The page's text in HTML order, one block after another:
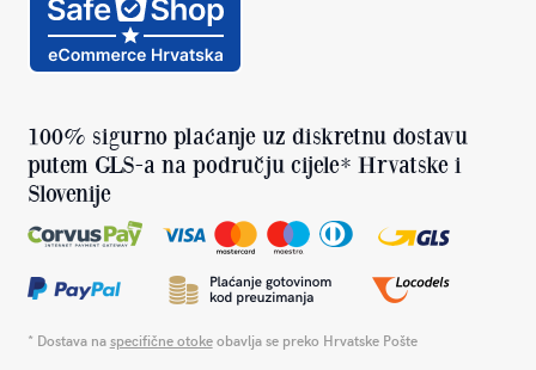
100% sigurno plaćanje uz diskretnu dostavu
putem GLS-a na području cijele* Hrvatske i
Slovenije
* Dostava naspecifične otokeobavlja se preko Hrvatske Pošte